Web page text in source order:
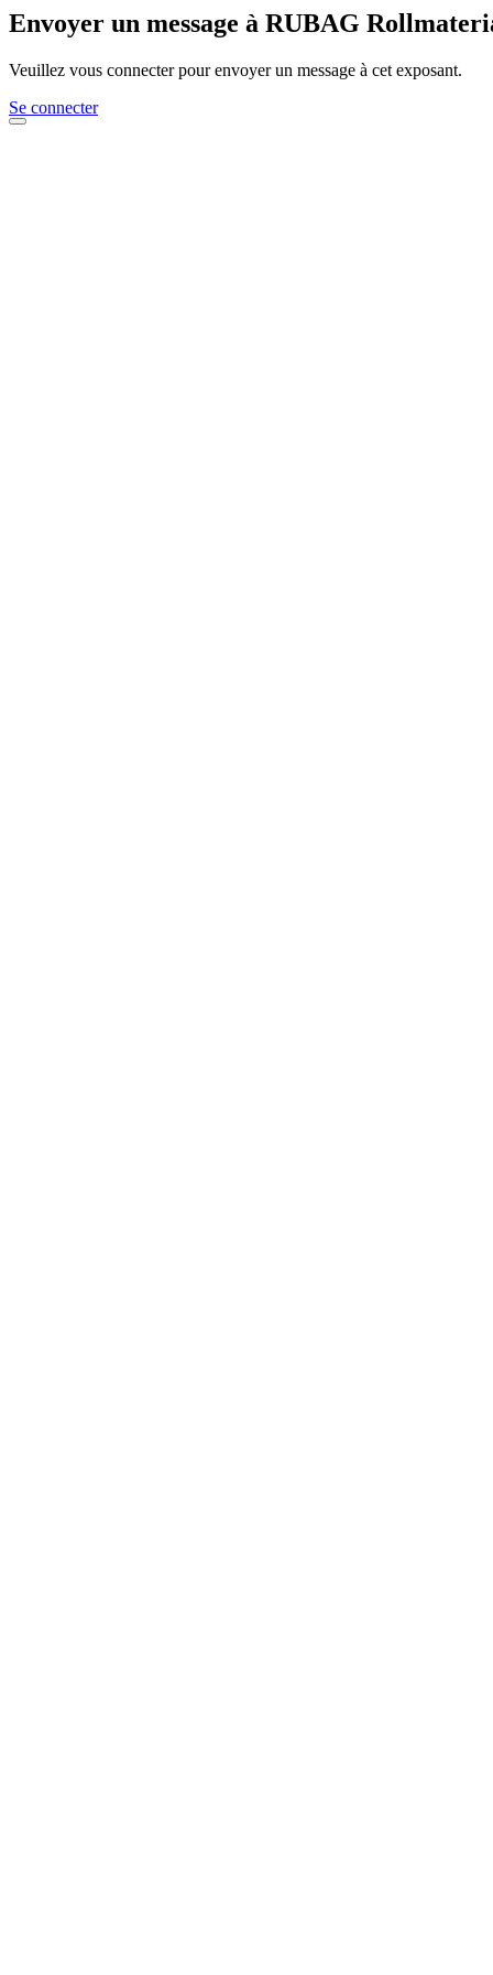
Envoyer un message à RUBAG
Veuillez vous connecter pour envoyer un message à cet exposant.
Se connecter